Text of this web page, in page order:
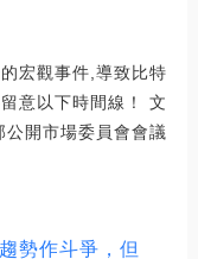
宏觀事件,導致比特
意以下時間線！ 文
開市場委員會會議
勢作斗爭，但